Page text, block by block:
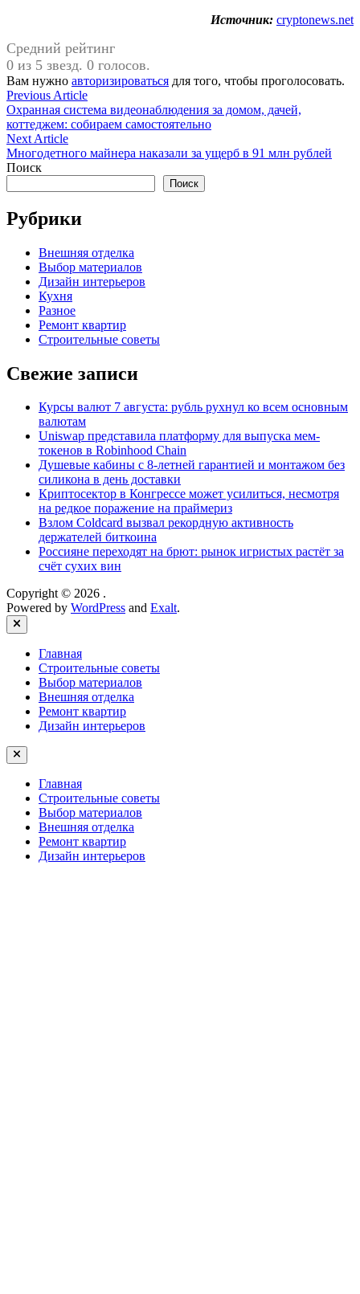
Источник: cryptonews.net
Средний рейтинг
0 из 5 звезд. 0 голосов.
Вам нужно авторизироваться для того, чтобы проголосовать.
Навигация
по
записям
Previous ArticlePrevious
article:
Охранная система видеонаблюдения за домом, дачей,
коттеджем: собираем самостоятельно
Next ArticleNext
article:
Многодетного майнера наказали за ущерб в 91 млн рублей
Поиск
Поиск
Рубрики
Внешняя отделка
Выбор материалов
Дизайн интерьеров
Кухня
Разное
Ремонт квартир
Строительные советы
Свежие записи
Курсы валют 7 августа: рубль рухнул ко всем основным
валютам
Uniswap представила платформу для выпуска мем-
токенов в Robinhood Chain
Душевые кабины с 8‑летней гарантией и монтажом без
силикона в день доставки
Криптосектор в Конгрессе может усилиться, несмотря
на редкое поражение на праймериз
Взлом Coldcard вызвал рекордную активность
держателей биткоина
Россияне переходят на брют: рынок игристых растёт за
счёт сухих вин
Copyright © 2026 .
Powered by WordPress and Exalt.
Close
Главная
Строительные советы
Выбор материалов
Внешняя отделка
Ремонт квартир
Дизайн интерьеров
Главная
Строительные советы
Выбор материалов
Внешняя отделка
Ремонт квартир
Дизайн интерьеров